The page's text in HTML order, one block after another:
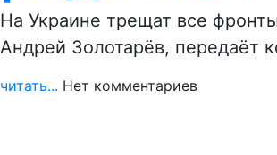
На Украине трещат все
Андрей Золотарёв, передаёт
читать... Нет комментариев